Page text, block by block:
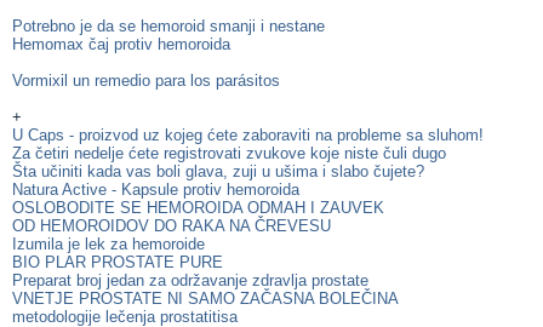
Potrebno je da se hemoroid smanji i nestane
Hemomax čaj protiv hemoroida
Vormixil un remedio para los parásitos
+
U Caps - proizvod uz kojeg ćete zaboraviti na probleme sa sluhom!
Za četiri nedelje ćete registrovati zvukove koje niste čuli dugo
Šta učiniti kada vas boli glava, zuji u ušima i slabo čujete?
Natura Active - Kapsule protiv hemoroida
OSLOBODITE SE HEMOROIDA ODMAH I ZAUVEK
OD HEMOROIDOV DO RAKA NA ČREVESU
Izumila je lek za hemoroide
BIO PLAR PROSTATE PURE
Preparat broj jedan za održavanje zdravlja prostate
VNETJE PROSTATE NI SAMO ZAČASNA BOLEČINA
metodologije lečenja prostatitisa